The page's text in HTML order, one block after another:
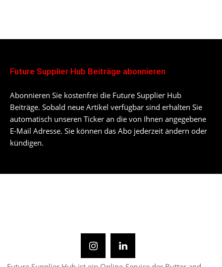
Future Supplier Hub Beiträge abonnieren
Abonnieren Sie kostenfrei die Future Supplier Hub
Beiträge. Sobald neue Artikel verfügbar sind erhalten Sie
automatisch unseren Ticker an die von Ihnen angegebene
E-Mail Adresse. Sie können das Abo jederzeit ändern oder
kündigen.